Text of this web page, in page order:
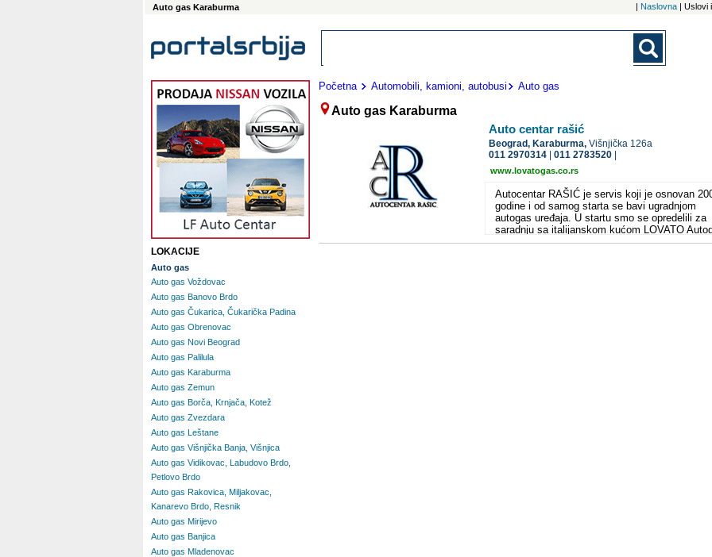
Auto gas Karaburma | Naslovna | Uslovi
Početna Automobili, kamioni, autobusi Auto gas
Auto gas Karaburma
Auto centar rašić
Beograd, Karaburma,Višnjička 126a
011 2970314 |011 2783520
www.lovatogas.co.rs
Autocentar RAŠIĆ je servis koji je osnovan
godine i od samog starta se bavi ugradnjom
autogas uređaja. U startu smo se opredelili za
saradnju sa italijanskom kućom LOVATO
smatrajući njihov uređaj najkvalitetnijim na
LOKACIJE
Auto gas
Auto gas Voždovac
Auto gas Banovo Brdo
Auto gas Čukarica, Čukarička Padina
Auto gas Obrenovac
Auto gas Novi Beograd
Auto gas Palilula
Auto gas Karaburma
Auto gas Zemun
Auto gas Borča, Krnjača, Kotež
Auto gas Zvezdara
Auto gas Leštane
Auto gas Višnjička Banja, Višnjica
Auto gas Vidikovac, Labudovo Brdo,
Petlovo Brdo
Auto gas Rakovica, Miljakovac,
Kanarevo Brdo, Resnik
Auto gas Mirijevo
Auto gas Banjica
Auto gas Mladenovac